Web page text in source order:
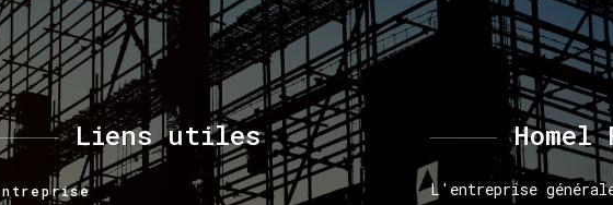
Liens utiles Homel
L'entreprise